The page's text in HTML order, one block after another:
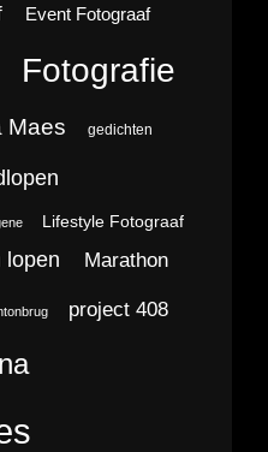
Event Fotograaf
Fotografie
Maes gedichten
Lifestyle Fotograaf
lopen Marathon
project 408